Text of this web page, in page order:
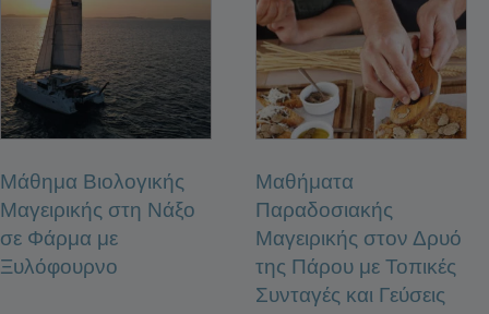
Μάθημα Βιολογικής
Μαγειρικής στη Νάξο
σε Φάρμα με
Ξυλόφουρνο
Μαθήματα
Παραδοσιακής
Μαγειρικής στον Δρυό
της Πάρου με Τοπικές
Συνταγές και Γεύσεις